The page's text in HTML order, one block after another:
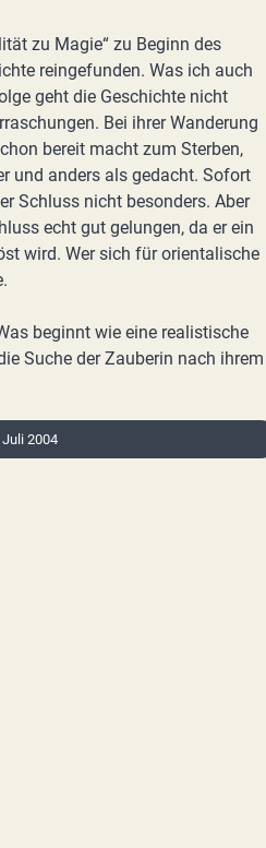
zu Magie“ zu Beginn des
reingefunden. Was ich auch
geht die Geschichte nicht
Bei ihrer Wanderung
bereit macht zum Sterben,
und anders als gedacht. Sofort
Schluss nicht besonders. Aber
echt gut gelungen, da er ein
wird. Wer sich für orientalische
beginnt wie eine realistische
Suche der Zauberin nach ihrem
Juli 2004